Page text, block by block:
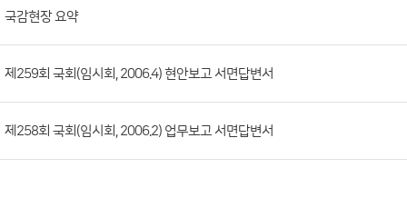
록
일,
조
회
수)
국감현장 요약
제259회 국회(임시회, 2006.4) 현안보고 서면답변서
제258회 국회(임시회, 2006.2) 업무보고 서면답변서